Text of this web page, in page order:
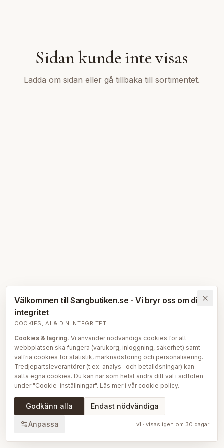
Sidan kunde inte visas
Ladda om sidan eller gå tillbaka till sortimentet.
Välkommen till Sangbutiken.se - Vi bryr oss om din
integritet
COOKIES, AI & DIN INTEGRITET
Cookies & lagring. Vi använder nödvändiga cookies för att
webbplatsen ska fungera (varukorg, inloggning, säkerhet) samt
valfria cookies för statistik, marknadsföring och personalisering.
Tredjepartsleverantörer (t.ex. analys- och betallösningar) kan
sätta egna cookies. Du kan när som helst ändra ditt val i sidfoten
under "Cookie-inställningar". Läs mer i vår cookie policy.
AI på Sängbutiken.För att ge dig en bättre upplevelse använder
vi delvis AI-teknik — bl.a. för smartare sök- och
att skapa, översätta och redigera delar av vårt redaktionella
Godkänn alla Endast nödvändiga
Anpassa v1 · visas igen om 30 dagar